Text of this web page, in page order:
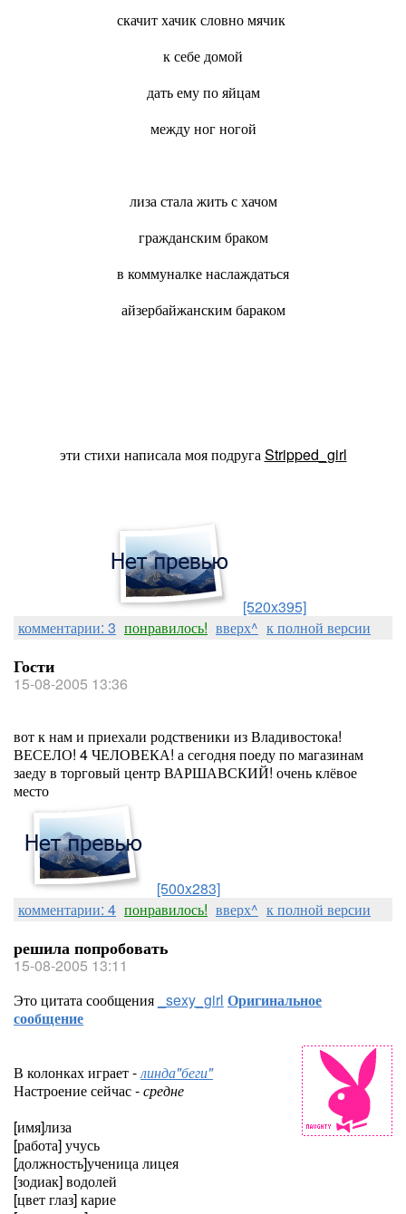
скачит хачик словно мячик
к себе домой
дать ему по яйцам
между ног ногой
лиза стала жить с хачом
гражданским браком
в коммуналке наслаждаться
айзербайжанским бараком
эти стихи написала моя подругаStripped_girl
[520x395]
комментарии: 3 понравилось! вверх^ к полной версии
Гости
15-08-2005 13:36
вот к нам и приехали родственики из Владивостока!
ВЕСЕЛО! 4 ЧЕЛОВЕКА! а сегодня поеду по магазинам
заеду в торговый центр ВАРШАВСКИЙ! очень клёвое
место
[500x283]
комментарии: 4 понравилось! вверх^ к полной версии
решила попробовать
15-08-2005 13:11
Это цитата сообщения _sexy_girl Оригинальное
сообщение
В колонках играет -линда"беги"
Настроение сейчас -средне
[имя]лиза
[работа] учусь
[должность]ученица лицея
[зодиак] водолей
[цвет глаз] карие